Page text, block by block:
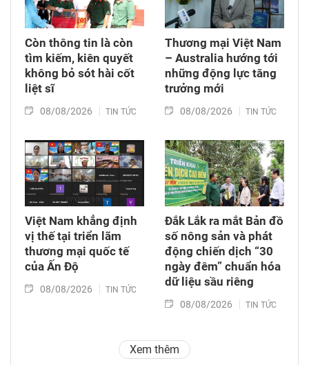
Còn thông tin là còn
tìm kiếm, kiên quyết
không bỏ sót hài cốt
liệt sĩ
08/08/2026 TIN TỨC
Thương mại Việt Nam
– Australia hướng tới
những động lực tăng
trưởng mới
08/08/2026 TIN TỨC
Việt Nam khẳng định
vị thế tại triển lãm
thương mại quốc tế
của Ấn Độ
08/08/2026 TIN TỨC
Đắk Lắk ra mắt Bản đồ
số nông sản và phát
động chiến dịch “30
ngày đêm” chuẩn hóa
dữ liệu sầu riêng
08/08/2026 TIN TỨC
Xem thêm